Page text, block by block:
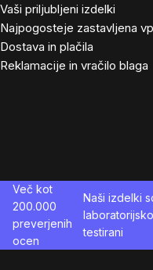
Vaši priljubljeni izdelki
Najpogosteje zastavljena
Dostava in plačila
Reklamacije in vračilo blaga
Več kot
200.000
preverjenih
ocen
Naši izdelki
laboratorijsko
testirani